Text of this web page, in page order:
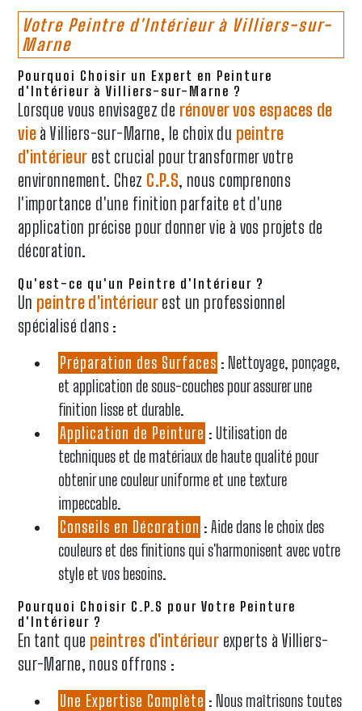
Votre Peintre d'Intérieur à Villiers-sur-
Marne
Pourquoi Choisir un Expert en Peinture
d'Intérieur à Villiers-sur-Marne ?
Lorsque vous envisagez de rénover vos espaces de
vie à Villiers-sur-Marne, le choix du peintre
d'intérieur est crucial pour transformer votre
environnement. Chez C.P.S, nous comprenons
l'importance d'une finition parfaite et d'une
application précise pour donner vie à vos projets de
décoration.
Qu'est-ce qu'un Peintre d'Intérieur ?
Un peintre d'intérieurest un professionnel
spécialisé dans :
Préparation des Surfaces : Nettoyage, ponçage,
et application de sous-couches pour assurer une
finition lisse et durable.
Application de Peinture : Utilisation de
techniques et de matériaux de haute qualité pour
obtenir une couleur uniforme et une texture
impeccable.
Conseils en Décoration : Aide dans le choix des
couleurs et des finitions qui s'harmonisent avec votre
style et vos besoins.
Pourquoi Choisir C.P.S pour Votre Peinture
d'Intérieur ?
En tant que peintres d'intérieur experts à Villiers-
sur-Marne, nous offrons :
Une Expertise Complète : Nous maîtrisons toutes